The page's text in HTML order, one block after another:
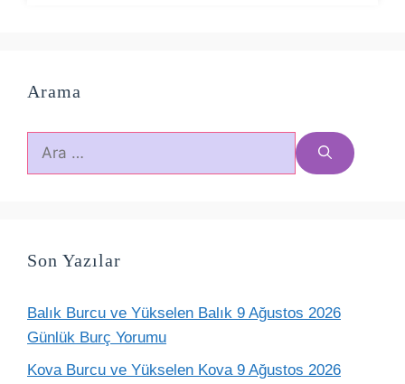
Arama
için
Son Yazılar
Balık Burcu ve Yükselen Balık 9 Ağustos 2026
Günlük Burç Yorumu
Kova Burcu ve Yükselen Kova 9 Ağustos 2026